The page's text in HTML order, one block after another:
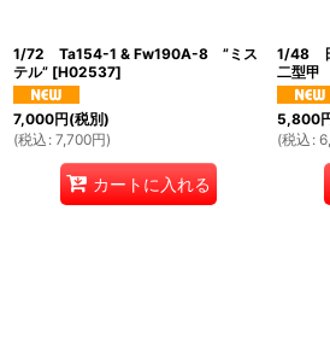
1/72 Ta154-1 & Fw190A-8 ”ミス
テル” [H02537]
7,000円(税別)
(税込 : 7,700円)
カートに入れる
1/48
二型甲
5,800
(税込 :